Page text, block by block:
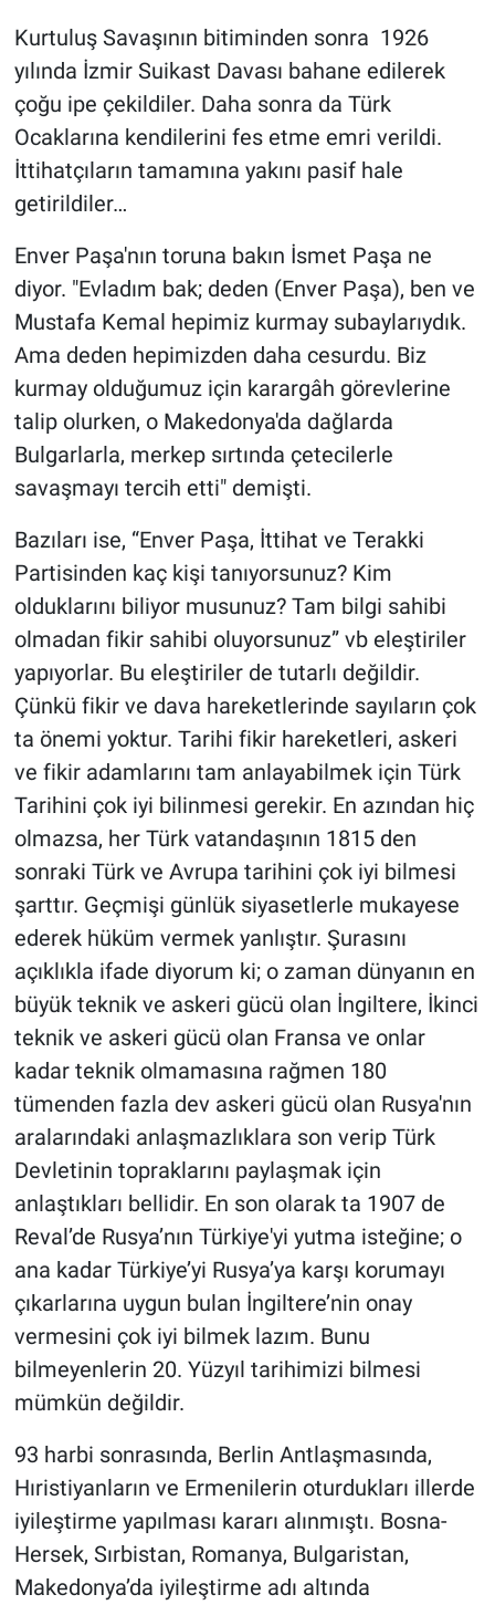
Kurtuluş Savaşının bitiminden sonra 1926
yılında İzmir Suikast Davası bahane edilerek
çoğu ipe çekildiler. Daha sonra da Türk
Ocaklarına kendilerini fes etme emri verildi.
İttihatçıların tamamına yakını pasif hale
getirildiler…
Enver Paşa'nın toruna bakın İsmet Paşa ne
diyor. "Evladım bak; deden (Enver Paşa), ben ve
Mustafa Kemal hepimiz kurmay subaylarıydık.
Ama deden hepimizden daha cesurdu. Biz
kurmay olduğumuz için karargâh görevlerine
talip olurken, o Makedonya'da dağlarda
Bulgarlarla, merkep sırtında çetecilerle
savaşmayı tercih etti" demişti.
Bazıları ise, “Enver Paşa, İttihat ve Terakki
Partisinden kaç kişi tanıyorsunuz? Kim
olduklarını biliyor musunuz? Tam bilgi sahibi
olmadan fikir sahibi oluyorsunuz” vb eleştiriler
yapıyorlar. Bu eleştiriler de tutarlı değildir.
Çünkü fikir ve dava hareketlerinde sayıların çok
ta önemi yoktur. Tarihi fikir hareketleri, askeri
ve fikir adamlarını tam anlayabilmek için Türk
Tarihini çok iyi bilinmesi gerekir. En azından hiç
olmazsa, her Türk vatandaşının 1815 den
sonraki Türk ve Avrupa tarihini çok iyi bilmesi
şarttır. Geçmişi günlük siyasetlerle mukayese
ederek hüküm vermek yanlıştır. Şurasını
açıklıkla ifade diyorum ki; o zaman dünyanın en
büyük teknik ve askeri gücü olan İngiltere, İkinci
teknik ve askeri gücü olan Fransa ve onlar
kadar teknik olmamasına rağmen 180
tümenden fazla dev askeri gücü olan Rusya'nın
aralarındaki anlaşmazlıklara son verip Türk
Devletinin topraklarını paylaşmak için
anlaştıkları bellidir. En son olarak ta 1907 de
Reval’de Rusya’nın Türkiye'yi yutma isteğine; o
ana kadar Türkiye’yi Rusya’ya karşı korumayı
çıkarlarına uygun bulan İngiltere’nin onay
vermesini çok iyi bilmek lazım. Bunu
bilmeyenlerin 20. Yüzyıl tarihimizi bilmesi
mümkün değildir.
93 harbi sonrasında, Berlin Antlaşmasında,
Hıristiyanların ve Ermenilerin oturdukları illerde
iyileştirme yapılması kararı alınmıştı. Bosna-
Hersek, Sırbistan, Romanya, Bulgaristan,
Makedonya’da iyileştirme adı altında